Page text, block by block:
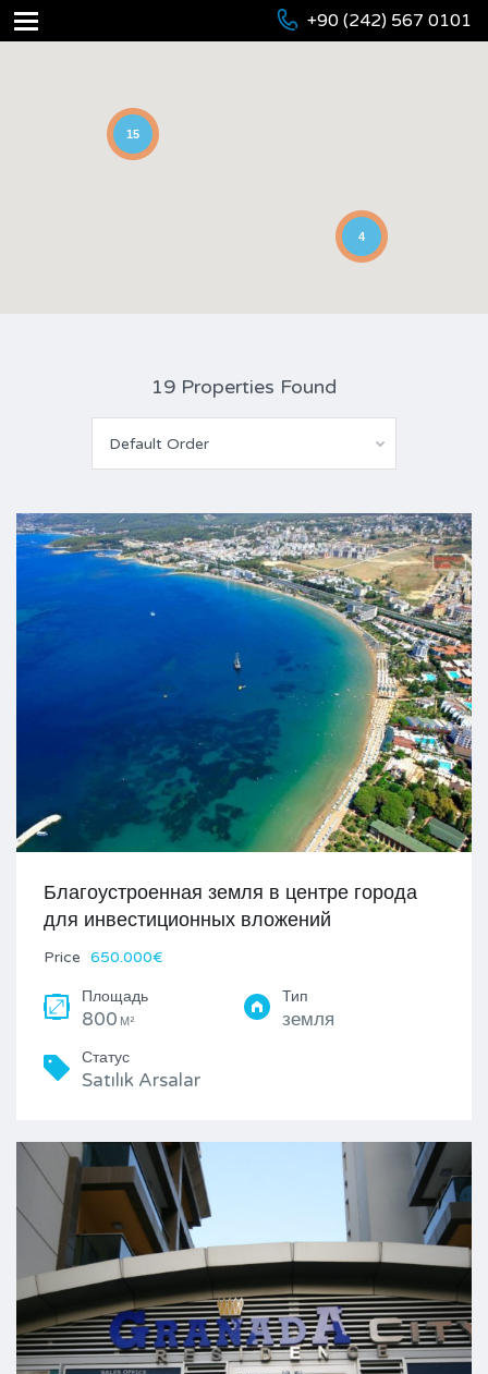
+90 (242) 567 0101
15
4
19 Properties Found
Default Order
Благоустроенная земля в центре города
для инвестиционных вложений
Price 650.000€
Площадь
800 М²
Тип
земля
Статус
Satılık Arsalar